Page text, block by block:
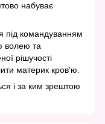
набуває
під командуванням
волею та
рішучості
материк кров’ю.
і за ким зрештою